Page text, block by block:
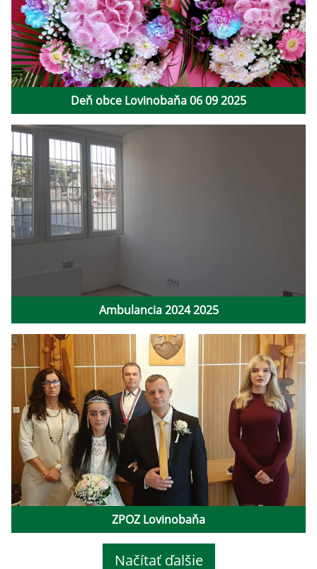
Deň obce Lovinobaňa 06 09 2025
Ambulancia 2024 2025
ZPOZ Lovinobaňa
Načítať ďalšie